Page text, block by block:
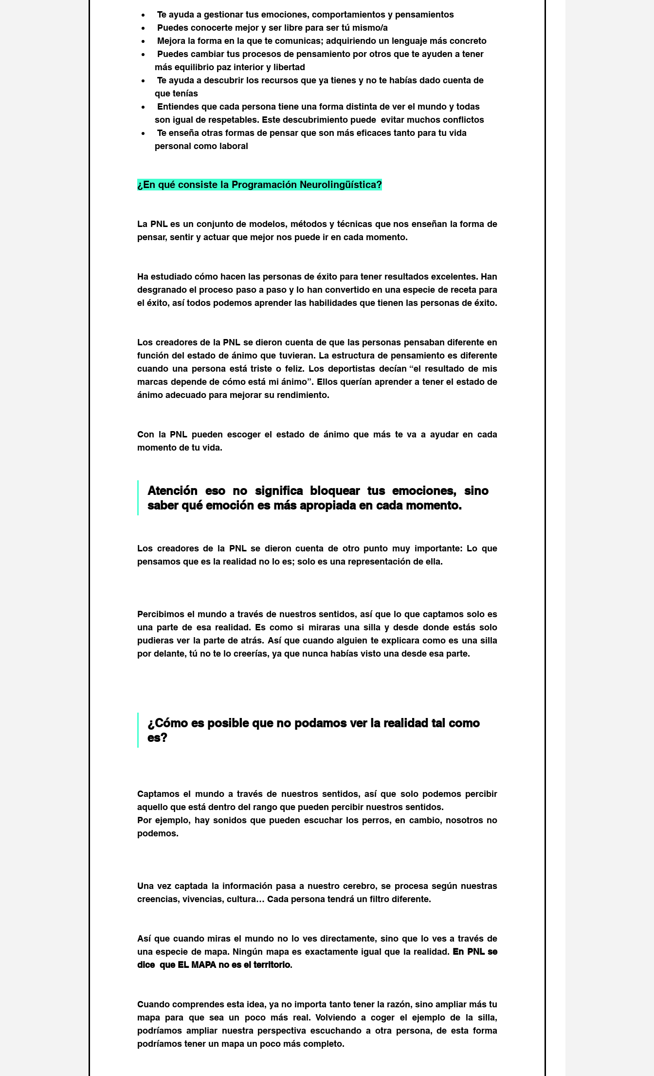
Te ayuda a gestionar tus emociones, comportamientos y pensamientos
Puedes conocerte mejor y ser libre para ser tú mismo/a
Mejora la forma en la que te comunicas; adquiriendo un lenguaje más concreto
más equilibrio paz interior y libertad
que tenías
son igual de respetables. Este descubrimiento puede  evitar muchos conflictos
personal como laboral
¿En qué consiste la Programación Neurolingüística?
La PNL es un conjunto de modelos, métodos y técnicas que nos enseñan la forma de
pensar, sentir y actuar que mejor nos puede ir en cada momento.
Ha estudiado cómo hacen las personas de éxito para tener resultados excelentes. Han
desgranado el proceso paso a paso y lo han convertido en una especie de receta para
el éxito, así todos podemos aprender las habilidades que tienen las personas de éxito.
Los creadores de la PNL se dieron cuenta de que las personas pensaban diferente en
función del estado de ánimo que tuvieran. La estructura de pensamiento es diferente
cuando una persona está triste o feliz. Los deportistas decían “el resultado de mis
marcas depende de cómo está mi ánimo”. Ellos querían aprender a tener el estado de
ánimo adecuado para mejorar su rendimiento.
Con la PNL pueden escoger el estado de ánimo que más te va a ayudar en cada
momento de tu vida.
Atención eso no significa bloquear tus emociones, sino
saber qué emoción es más apropiada en cada momento.
Los creadores de la PNL se dieron cuenta de otro punto muy importante: Lo que
pensamos que es la realidad no lo es; solo es una representación de ella.
Percibimos el mundo a través de nuestros sentidos, así que lo que captamos solo es
una parte de esa realidad. Es como si miraras una silla y desde donde estás solo
pudieras ver la parte de atrás. Así que cuando alguien te explicara como es una silla
por delante, tú no te lo creerías, ya que nunca habías visto una desde esa parte.
¿Cómo es posible que no podamos ver la realidad tal como
es?
Captamos el mundo a través de nuestros sentidos, así que solo podemos percibir
aquello que está dentro del rango que pueden percibir nuestros sentidos.
Por ejemplo, hay sonidos que pueden escuchar los perros, en cambio, nosotros no
podemos.
Una vez captada la información pasa a nuestro cerebro, se procesa según nuestras
creencias, vivencias, cultura… Cada persona tendrá un filtro diferente.
Así que cuando miras el mundo no lo ves directamente, sino que lo ves a través de
una especie de mapa. Ningún mapa es exactamente igual que la realidad. En PNL se
dice  que EL MAPA no es el territorio.
Cuando comprendes esta idea, ya no importa tanto tener la razón, sino ampliar más tu
mapa para que sea un poco más real. Volviendo a coger el ejemplo de la silla,
podríamos ampliar nuestra perspectiva escuchando a otra persona, de esta forma
podríamos tener un mapa un poco más completo.